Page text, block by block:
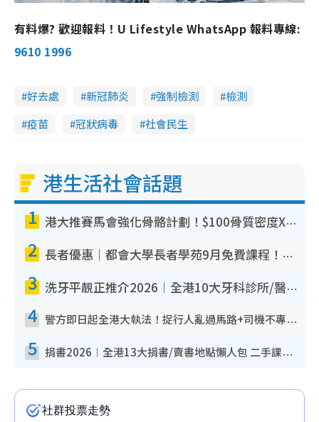
有料爆? 歡迎報料！U Lifestyle WhatsApp 報料專線:
9610 1996
好去處 新冠肺炎 強制檢測
檢測
疫苗
冠狀病毒 社會民生
港生活社會話題
1 港大推賽馬會強化骨骼計劃！$100骨質密度X光檢查 完成免費運動訓練送超市禮券！附參加資格
2 長者優惠｜都會大學長者學苑9月免費課程！多媒體/微電影創作/網絡安全 附報名方法教學
3 洗牙平靚正推介2026︱全港10大牙科診所/醫院懶人包 夜診至8點/鎮靜潔牙/醫療券適用
4 警方即日起全港大執法！捉行人亂過馬路+司機不專注駕駛！亂過馬路罰$2000
5 捐書2026︱全港13大捐書/賣書地點懶人包 二手課本最高$150＋舊書換免費咖啡/戲票